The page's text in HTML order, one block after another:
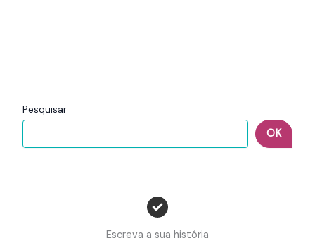
Pesquisar
OK
Escreva a sua história